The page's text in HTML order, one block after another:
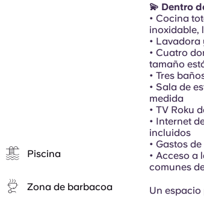
Piscina
Zona de barbacoa
💫 Dentro
• Cocina
inoxidable,
•
• Cuatro
tamaño
• Tres
• Sala de
medida
• TV Roku
• Internet
incluidos
• Gastos
• Acceso a
comunes
Un espacio